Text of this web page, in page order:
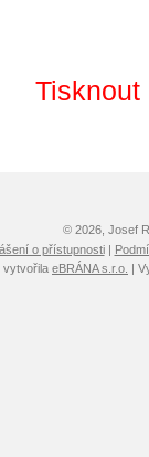
Tisknout
© 2026, Josef
o přístupnosti|
vytvořila eBRÁNA s.r.o. |